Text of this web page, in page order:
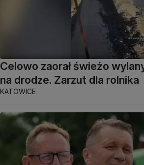
Celowo zaorał świeżo
na drodze. Zarzut dla rolnika
KATOWICE